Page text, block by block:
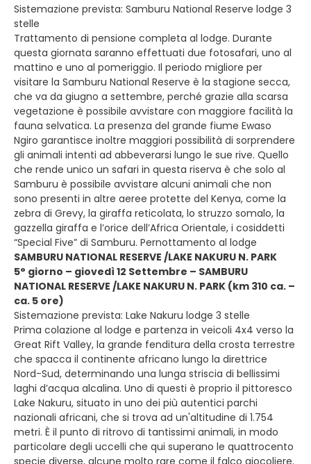
Sistemazione prevista: Samburu National Reserve lodge 3
stelle
Trattamento di pensione completa al lodge. Durante
questa giornata saranno effettuati due fotosafari, uno al
mattino e uno al pomeriggio. Il periodo migliore per
visitare la Samburu National Reserve è la stagione secca,
che va da giugno a settembre, perché grazie alla scarsa
vegetazione è possibile avvistare con maggiore facilità la
fauna selvatica. La presenza del grande fiume Ewaso
Ngiro garantisce inoltre maggiori possibilità di sorprendere
gli animali intenti ad abbeverarsi lungo le sue rive. Quello
che rende unico un safari in questa riserva è che solo al
Samburu è possibile avvistare alcuni animali che non
sono presenti in altre aeree protette del Kenya, come la
zebra di Grevy, la giraffa reticolata, lo struzzo somalo, la
gazzella giraffa e l’orice dell’Africa Orientale, i cosiddetti
“Special Five” di Samburu. Pernottamento al lodge
SAMBURU NATIONAL RESERVE /LAKE NAKURU N. PARK
5° giorno – giovedì 12 Settembre – SAMBURU
NATIONAL RESERVE /LAKE NAKURU N. PARK (km 310 ca. –
ca. 5 ore)
Sistemazione prevista: Lake Nakuru lodge 3 stelle
Prima colazione al lodge e partenza in veicoli 4x4 verso la
Great Rift Valley, la grande fenditura della crosta terrestre
che spacca il continente africano lungo la direttrice
Nord-Sud, determinando una lunga striscia di bellissimi
laghi d’acqua alcalina. Uno di questi è proprio il pittoresco
Lake Nakuru, situato in uno dei più autentici parchi
nazionali africani, che si trova ad un'altitudine di 1.754
metri. È il punto di ritrovo di tantissimi animali, in modo
particolare degli uccelli che qui superano le quattrocento
specie diverse, alcune molto rare come il falco giocoliere.